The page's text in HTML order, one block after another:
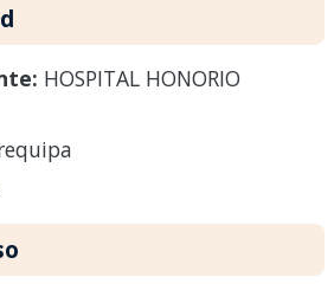
HOSPITAL HONORIO